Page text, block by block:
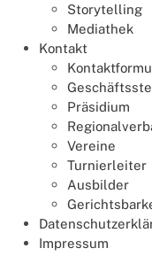
Storytelling
Mediathek
Kontakt
Präsidium
Vereine
Turnierleiter
Ausbilder
Impressum
65.
2026
Meisterschaften
18. Juli 2026
Meisterschaften
Gold geht an